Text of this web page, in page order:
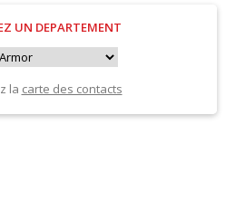
UN DEPARTEMENT
la carte des contacts